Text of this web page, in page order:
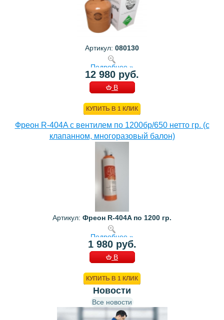
Артикул: 080130
Подробнее »
12 980 руб.
В
КУПИТЬ В 1 КЛИК
Фреон R-404A с вентилем по 1200бр/650 нетто гр. (с
клапанном, многоразовый балон)
Артикул: Фреон R-404A по 1200 гр.
Подробнее »
1 980 руб.
В
КУПИТЬ В 1 КЛИК
Новости
Все новости